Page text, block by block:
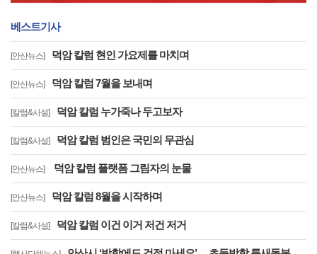
베스트기사
[안산뉴스] 덕암 칼럼 현인 가요제를 마치며
[안산뉴스] 덕암 칼럼 7월을 보내며
[칼럼&사설] 덕암 칼럼 누가죽나 두고보자
[칼럼&사설] 덕암 칼럼 범인은 국민의 무관심
[안산뉴스] 덕암 칼럼 플랫폼 그림자의 눈물
[안산뉴스] 덕암 칼럼 8월을 시작하며
[칼럼&사설] 덕암 칼럼 이건 이거 저건 저거